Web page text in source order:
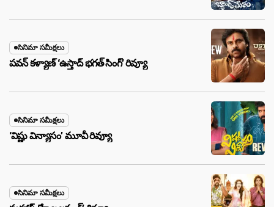
సినిమా సమీక్షలు
పవన్ కళ్యాణ్ ‘ఉస్తాద్ భ‌గ‌త్ సింగ్’ రివ్యూ
సినిమా సమీక్షలు
‘విష్ణు విన్యాసం’ మూవీ రివ్యూ
సినిమా సమీక్షలు